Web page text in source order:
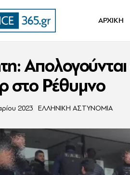
ΑΡΧΙΚΗ
Απολογούνται
στο Ρέθυμνο
2023 ΕΛΛΗΝΙΚΗ ΑΣΤΥΝΟΜΙΑ